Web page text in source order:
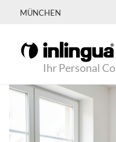
MÜNCHEN
Ihr Personal